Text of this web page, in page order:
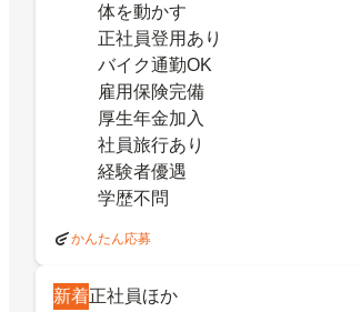
体を動かす
正社員登用あり
バイク通勤OK
雇用保険完備
厚生年金加入
社員旅行あり
経験者優遇
学歴不問
かんたん応募
新着正社員ほか